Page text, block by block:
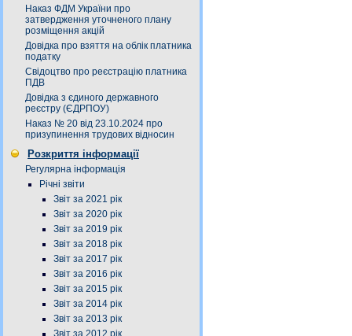
Наказ ФДМ України про
затвердження уточненого плану
розміщення акцій
Довідка про взяття на облік платника
податку
Свідоцтво про реєстрацію платника
ПДВ
Довідка з єдиного державного
реєстру (ЄДРПОУ)
Наказ № 20 від 23.10.2024 про
призупинення трудових відносин
Розкриття інформації
Регулярна інформація
Річні звіти
Звіт за 2021 рік
Звіт за 2020 рік
Звіт за 2019 рік
Звіт за 2018 рік
Звіт за 2017 рік
Звіт за 2016 рік
Звіт за 2015 рік
Звіт за 2014 рік
Звіт за 2013 рік
Звіт за 2012 рік